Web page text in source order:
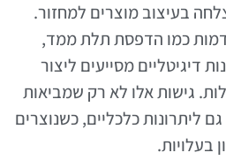
בעיצוב מוצרים למחזור.
כמו הדפסת תלת ממד,
דיגיטליים מסייעים ליצור
גישות אלו לא רק שמביאות
ליתרונות כלכליים, כשנוצרים
בעלויות.